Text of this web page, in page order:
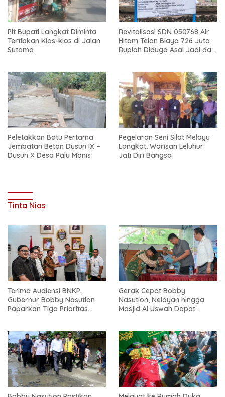
Plt Bupati Langkat Diminta
Tertibkan Kios-kios di Jalan
Sutomo
Revitalisasi SDN 050768 Air
Hitam Telan Biaya 726 Juta
Rupiah Diduga Asal Jadi dan
Peletakkan Batu Pertama
Jembatan Beton Dusun IX –
Dusun X Desa Palu Manis
Pegelaran Seni Silat Melayu
Langkat, Warisan Leluhur
Jati Diri Bangsa
Tinta Nias
Terima Audiensi BNKP,
Gubernur Bobby Nasution
Paparkan Tiga Prioritas
Gerak Cepat Bobby
Nasution, Nelayan hingga
Masjid Al Uswah Dapat